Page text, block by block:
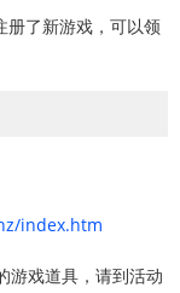
册了新游戏，可以领
index.htm
游戏道具，请到活动